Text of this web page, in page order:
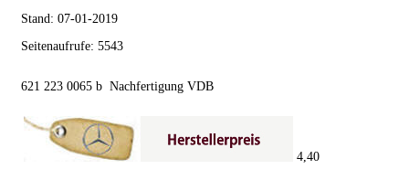
Stand: 07-01-2019
Seitenaufrufe: 5543
621 223 0065 b Nachfertigung VDB
4,40